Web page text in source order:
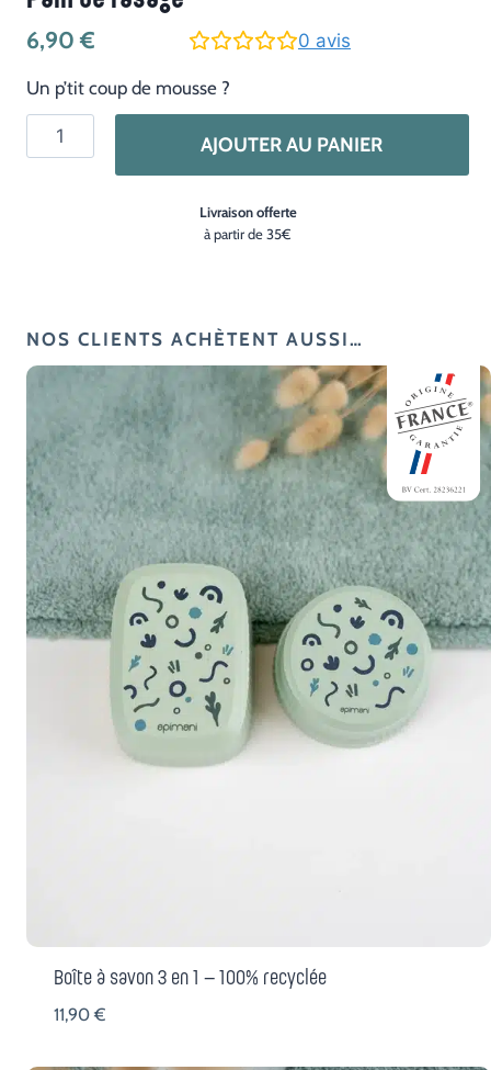
6,90 € 0 avis
Un p’tit coup de mousse ?
quantité
de
AJOUTER AU PANIER
Livraison offerte
à partir de 35€
NOS CLIENTS ACHÈTENT AUSSI…
Boîte à savon 3 en 1 – 100% recyclée
11,90€